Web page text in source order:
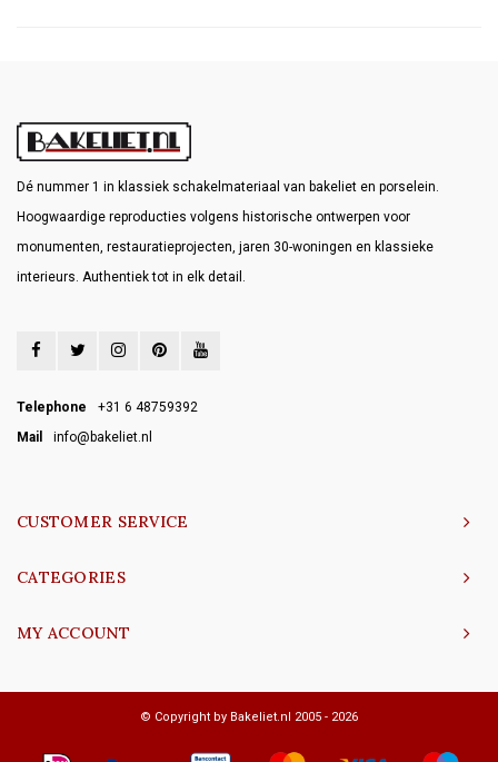
Dé nummer 1 in klassiek schakelmateriaal van bakeliet en porselein.
Hoogwaardige reproducties volgens historische ontwerpen voor
monumenten, restauratieprojecten, jaren 30-woningen en klassieke
interieurs. Authentiek tot in elk detail.
Telephone
+31 6 48759392
Mail
info@bakeliet.nl
CUSTOMER SERVICE
CATEGORIES
MY ACCOUNT
© Copyright by Bakeliet.nl 2005 - 2026